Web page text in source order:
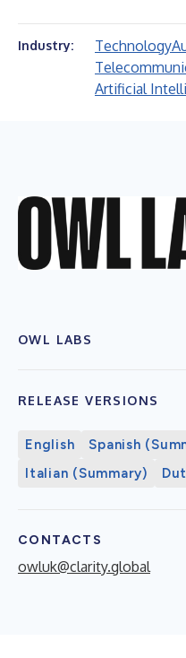
Industry: Technology
Artificial
OWL LABS
RELEASE VERSIONS
English Spanish
Italian (Summary)
CONTACTS
owluk@clarity.global